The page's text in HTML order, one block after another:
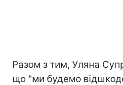
Разом з тим, Уляна
що "ми будемо